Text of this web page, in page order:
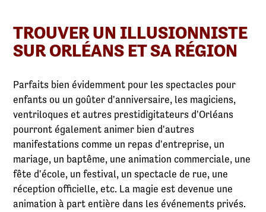
TROUVER UN ILLUSIONNISTE
SUR ORLÉANS ET SA RÉGION
Parfaits bien évidemment pour les spectacles pour
enfants ou un goûter d'anniversaire, les magiciens,
ventriloques et autres prestidigitateurs d'Orléans
pourront également animer bien d'autres
manifestations comme un repas d'entreprise, un
mariage, un baptême, une animation commerciale, une
fête d'école, un festival, un spectacle de rue, une
réception officielle, etc. La magie est devenue une
animation à part entière dans les événements privés.